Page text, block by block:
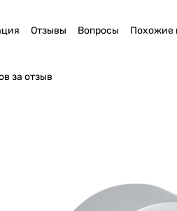
Отзывы Вопросы Похожие
за отзыв